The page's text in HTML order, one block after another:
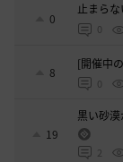
0
止まらな
0
8
[開催中
0
19
黒い砂
2